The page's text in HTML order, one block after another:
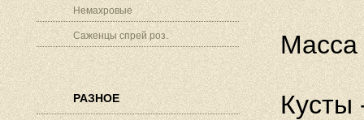
Немахровые
Саженцы спрей роз.
РАЗНОЕ
Масса
Кусты